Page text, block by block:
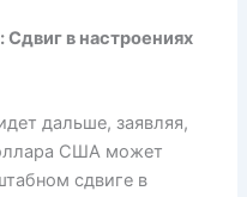
Сдвиг в настроениях
дальше, заявляя,
США может
сдвиге в